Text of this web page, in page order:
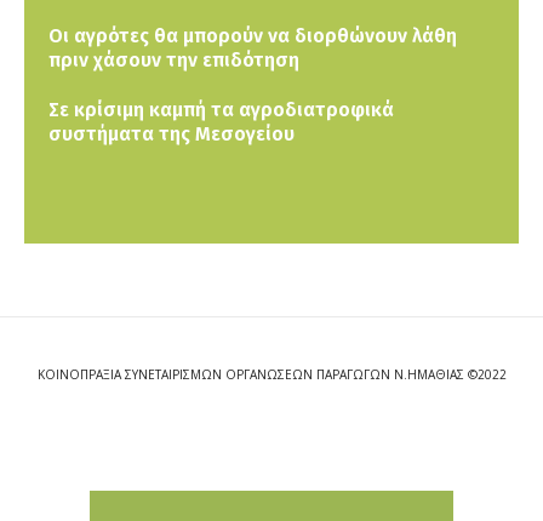
Οι αγρότες θα μπορούν να διορθώνουν λάθη
πριν χάσουν την επιδότηση
Σε κρίσιμη καμπή τα αγροδιατροφικά
συστήματα της Μεσογείου
ΚΟΙΝΟΠΡΑΞΙΑ ΣΥΝΕΤΑΙΡΙΣΜΩΝ ΟΡΓΑΝΩΣΕΩΝ ΠΑΡΑΓΩΓΩΝ Ν.ΗΜΑΘΙΑΣ ©2022